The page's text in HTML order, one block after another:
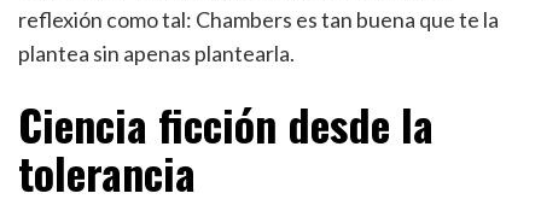
reflexión como tal: Chambers es tan buena que te la
plantea sin apenas plantearla.
Ciencia ficción desde la
tolerancia